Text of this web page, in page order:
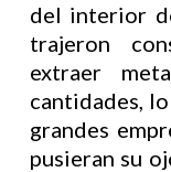
del interior
trajeron
extraer
cantidades,
grandes
pusieran su